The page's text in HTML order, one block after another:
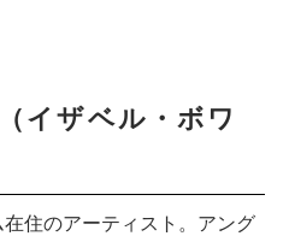
イザベル・ボワ
住のアーティスト。アング